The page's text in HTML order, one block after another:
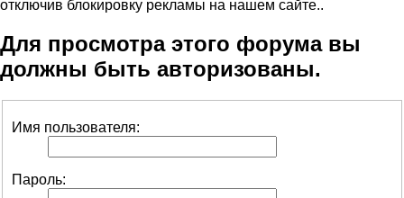
отключив блокировку рекламы на нашем сайте..
Для просмотра этого форума вы
должны быть авторизованы.
Имя пользователя:
Пароль: